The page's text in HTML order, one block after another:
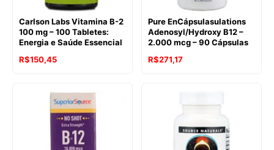
Carlson Labs Vitamina B-2
100 mg – 100 Tabletes:
Energia e Saúde Essencial
R$150,45
Pure EnCápsulasulations
Adenosyl/Hydroxy B12 –
2.000 mcg – 90 Cápsulas
R$271,17